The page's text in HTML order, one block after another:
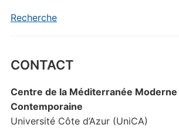
Recherche
CONTACT
Centre de la Méditerranée
Contemporaine
Université Côte d’Azur (UniCA)